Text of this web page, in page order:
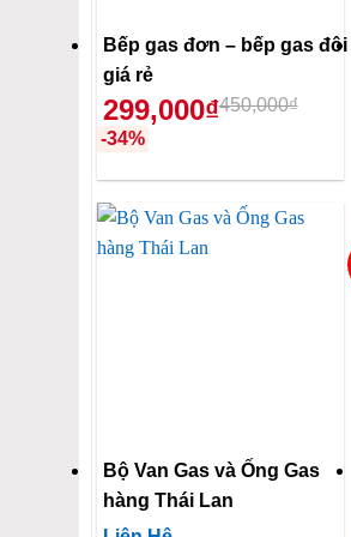
Bếp gas đơn – bếp gas đôi
giá rẻ
299,000₫450,000₫
-34%
Bộ Van Gas và Ống Gas
hàng Thái Lan